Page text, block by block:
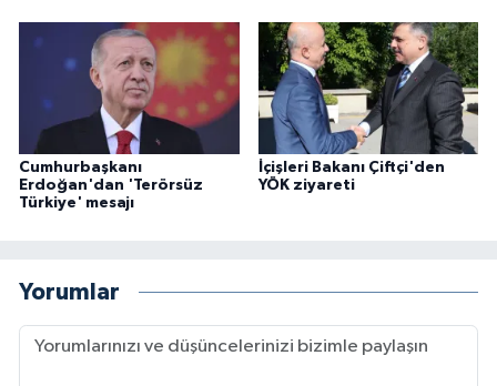
Cumhurbaşkanı
Erdoğan'dan 'Terörsüz
Türkiye' mesajı
İçişleri Bakanı Çiftçi'den
YÖK ziyareti
Yorumlar